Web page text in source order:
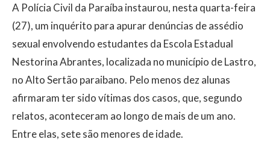
A Polícia Civil da Paraíba instaurou, nesta quarta-feira
(27), um inquérito para apurar denúncias de assédio
sexual envolvendo estudantes da Escola Estadual
Nestorina Abrantes, localizada no município de Lastro,
no Alto Sertão paraibano. Pelo menos dez alunas
afirmaram ter sido vítimas dos casos, que, segundo
relatos, aconteceram ao longo de mais de um ano.
Entre elas, sete são menores de idade.